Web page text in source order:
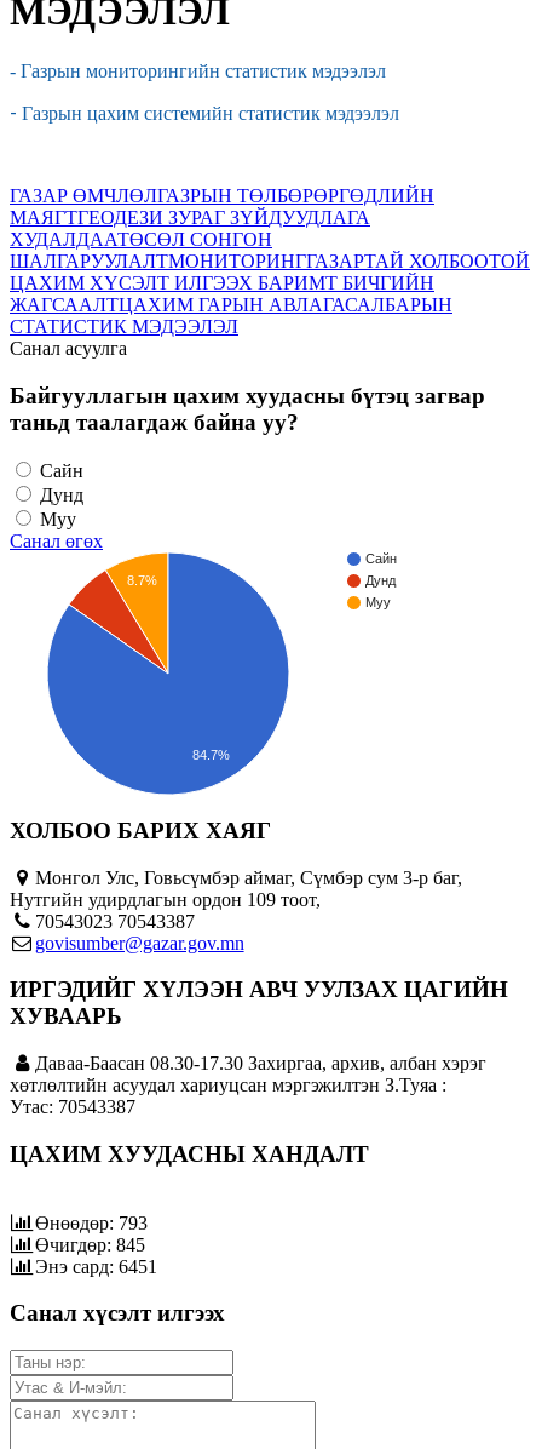
МЭДЭЭЛЭЛ
- Газрын мониторингийн статистик мэдээлэл
- Газрын цахим системийн статистик мэдээлэл
ГАЗАР ӨМЧЛӨЛГАЗРЫН ТӨЛБӨРӨРГӨДЛИЙН
МАЯГТГЕОДЕЗИ ЗУРАГ ЗҮЙДУУДЛАГА
ХУДАЛДААТӨСӨЛ СОНГОН
ШАЛГАРУУЛАЛТМОНИТОРИНГГАЗАРТАЙ ХОЛБООТОЙ
ЦАХИМ ХҮСЭЛТ ИЛГЭЭХ БАРИМТ БИЧГИЙН
ЖАГСААЛТЦАХИМ ГАРЫН АВЛАГАСАЛБАРЫН
СТАТИСТИК МЭДЭЭЛЭЛ
Санал асуулга
Байгууллагын цахим хуудасны бүтэц загвар
таньд таалагдаж байна уу?
Сайн
Дунд
Муу
Санал өгөх
Сайн
Дунд
Муу
8.7%
84.7%
ХОЛБОО БАРИХ ХАЯГ
Монгол Улс, Говьсүмбэр аймаг, Сүмбэр сум 3-р баг,
Нутгийн удирдлагын ордон 109 тоот,
70543023 70543387
govisumber@gazar.gov.mn
ИРГЭДИЙГ ХҮЛЭЭН АВЧ УУЛЗАХ ЦАГИЙН
ХУВААРЬ
Даваа-Баасан 08.30-17.30 Захиргаа, архив, албан хэрэг
хөтлөлтийн асуудал хариуцсан мэргэжилтэн З.Туяа :
Утас: 70543387
ЦАХИМ ХУУДАСНЫ ХАНДАЛТ
Өнөөдөр: 793
Өчигдөр: 845
Энэ сард: 6451
Санал хүсэлт илгээх